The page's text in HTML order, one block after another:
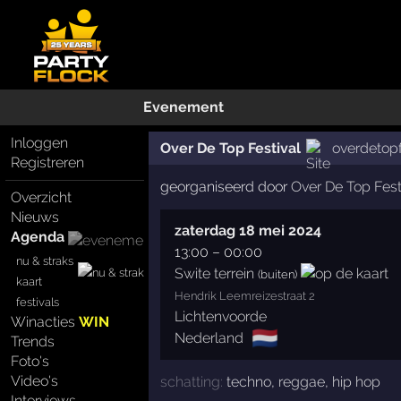
Evenement
Inloggen
Registreren
Overzicht
Nieuws
Agenda
nu & straks
kaart
festivals
WinactiesWIN
Trends
Foto's
Video's
Over De Top Festival
georganiseerd door Over De Top
zaterdag 18 mei 2024
13:00 – 00:00
Swite terrein (buiten)
Hendrik Leemreizestraat 2
Lichtenvoorde
Nederland 🇳🇱
schatting: techno, reggae, hip hop